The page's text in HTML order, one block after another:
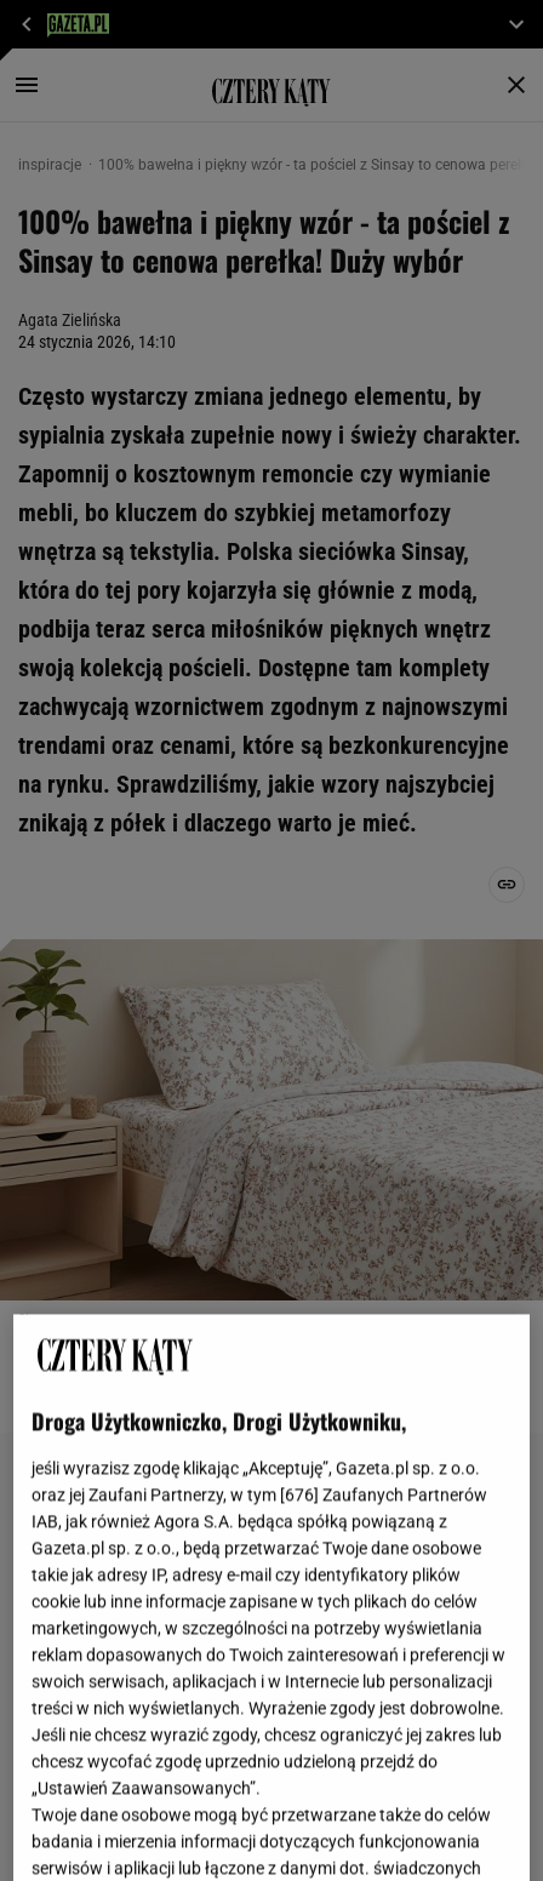
inspiracje 100% bawełna i piękny wzór - ta pościel z Sinsay to cenowa
100% bawełna i piękny wzór - ta pościel z
Sinsay to cenowa perełka! Duży wybór
Agata Zielińska
24 stycznia 2026, 14:10
Często wystarczy zmiana jednego elementu, by
sypialnia zyskała zupełnie nowy i świeży charakter.
Zapomnij o kosztownym remoncie czy wymianie
mebli, bo kluczem do szybkiej metamorfozy
wnętrza są tekstylia. Polska sieciówka Sinsay,
która do tej pory kojarzyła się głównie z modą,
podbija teraz serca miłośników pięknych wnętrz
swoją kolekcją pościeli. Dostępne tam komplety
zachwycają wzornictwem zgodnym z najnowszymi
trendami oraz cenami, które są bezkonkurencyjne
na rynku. Sprawdziliśmy, jakie wzory najszybciej
znikają z półek i dlaczego warto je mieć.
Sinsay
Droga Użytkowniczko, Drogi Użytkowniku,
jeśli wyrazisz zgodę klikając „Akceptuję”, Gazeta.pl sp. z o.o.
oraz jej Zaufani Partnerzy, w tym [676] Zaufanych Partnerów
IAB, jak również Agora S.A. będąca spółką powiązaną z
Gazeta.pl sp. z o.o., będą przetwarzać Twoje dane osobowe
takie jak adresy IP, adresy e-mail czy identyfikatory plików
cookie lub inne informacje zapisane w tych plikach do celów
marketingowych, w szczególności na potrzeby wyświetlania
reklam dopasowanych do Twoich zainteresowań i preferencji w
swoich serwisach, aplikacjach i w Internecie lub personalizacji
treści w nich wyświetlanych. Wyrażenie zgody jest dobrowolne.
Jeśli nie chcesz wyrazić zgody, chcesz ograniczyć jej zakres lub
chcesz wycofać zgodę uprzednio udzieloną przejdź do
„Ustawień Zaawansowanych”.
Twoje dane osobowe mogą być przetwarzane także do celów
badania i mierzenia informacji dotyczących funkcjonowania
serwisów i aplikacji lub łączone z danymi dot. świadczonych